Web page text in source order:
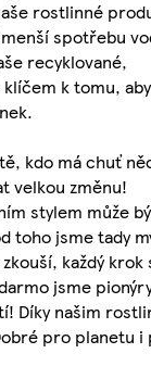
rostlinné
spotřebu
recyklované,
k tomu,
kdo má chuť
velkou změnu!
stylem může
toho jsme tady
každý krok
jsme
Díky našim
pro planetu i